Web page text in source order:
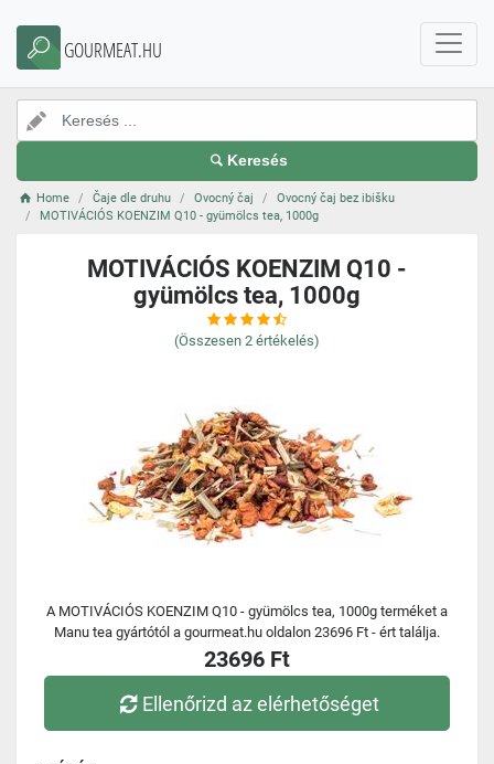
GOURMEAT.HU
Keresés
Home Čaje dle druhu Ovocný čaj
Ovocný čaj bez ibišku
MOTIVÁCIÓS KOENZIM Q10 - gyümölcs tea, 1000g
MOTIVÁCIÓS KOENZIM Q10 -
gyümölcs tea, 1000g
(Összesen 2 értékelés)
A MOTIVÁCIÓS KOENZIM Q10 - gyümölcs tea, 1000g terméket a
Manu tea gyártótól a gourmeat.hu oldalon 23696 Ft - ért találja.
23696 Ft
Ellenőrizd az elérhetőséget